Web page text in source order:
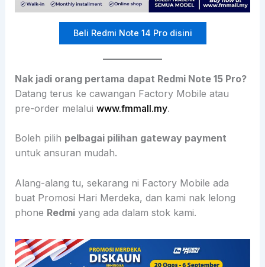
Beli Redmi Note 14 Pro disini
Nak jadi orang pertama dapat Redmi Note 15 Pro?
Datang terus ke cawangan Factory Mobile atau
pre-order melalui www.fmmall.my.
Boleh pilih pelbagai pilihan gateway payment
untuk ansuran mudah.
Alang-alang tu, sekarang ni Factory Mobile ada
buat Promosi Hari Merdeka, dan kami nak lelong
phone Redmiyang ada dalam stok kami.